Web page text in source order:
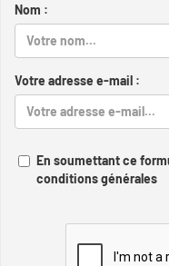
Nom :
Votre adresse e-mail :
En soumettant ce
conditions générales